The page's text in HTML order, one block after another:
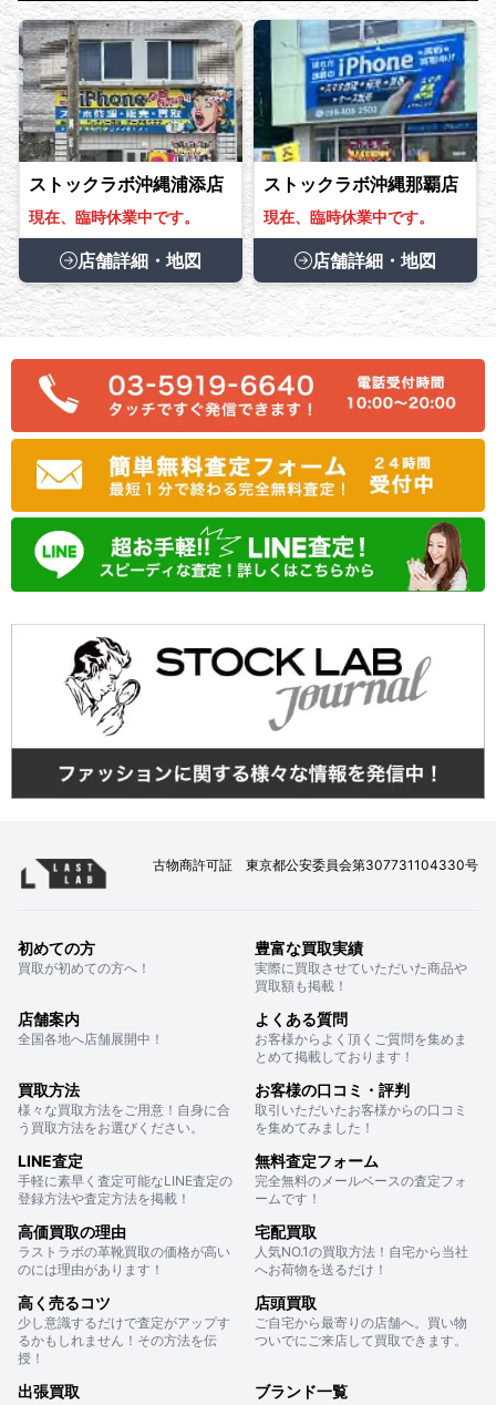
ストックラボ沖縄浦添店
現在、臨時休業中です。
店舗詳細・地図
ストックラボ沖縄那覇店
現在、臨時休業中です。
店舗詳細・地図
古物商許可証 東京都公安委員会第307731104330号
初めての方
買取が初めての方へ！
豊富な買取実績
実際に買取させていただいた商品や
買取額も掲載！
店舗案内
全国各地へ店舗展開中！
よくある質問
お客様からよく頂くご質問を集めま
とめて掲載しております！
買取方法
様々な買取方法をご用意！自身に合
う買取方法をお選びください。
お客様の口コミ・評判
取引いただいたお客様からの口コミ
を集めてみました！
LINE査定
手軽に素早く査定可能なLINE査定の
登録方法や査定方法を掲載！
無料査定フォーム
完全無料のメールベースの査定フォ
ームです！
高価買取の理由
ラストラボの革靴買取の価格が高い
のには理由があります！
宅配買取
人気NO.1の買取方法！自宅から当社
へお荷物を送るだけ！
高く売るコツ
少し意識するだけで査定がアップす
るかもしれません！その方法を伝
授！
店頭買取
ご自宅から最寄りの店舗へ。買い物
ついでにご来店して買取できます。
出張買取 ブランド一覧